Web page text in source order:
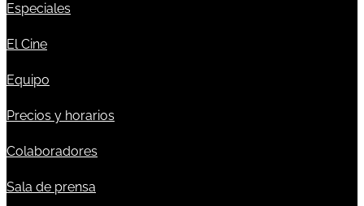
Especiales
El Cine
Equipo
Precios y horarios
Colaboradores
Sala de prensa